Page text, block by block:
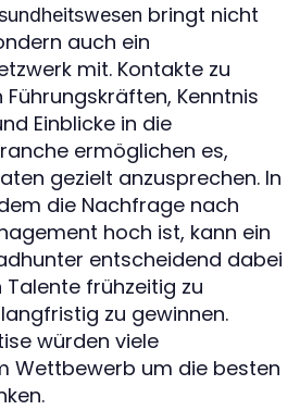
bringt nicht
auch ein
mit. Kontakte zu
Kenntnis
Einblicke in die
ermöglichen es,
gezielt anzusprechen. In
die Nachfrage nach
hoch ist, kann ein
entscheidend dabei
frühzeitig zu
zu gewinnen.
würden viele
Wettbewerb um die besten